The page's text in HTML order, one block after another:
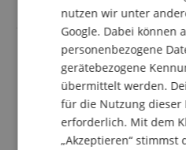
Stehen
Inklusive Schlägel - sofort
Sessions
Ideal für Klangtherapie,
nutzen wir unter
Google. Dabei können
personenbezogene
gerätebezogene
übermittelt werden.
für die Nutzung dieser
erforderlich. Mit dem
„Akzeptieren“ stimmst